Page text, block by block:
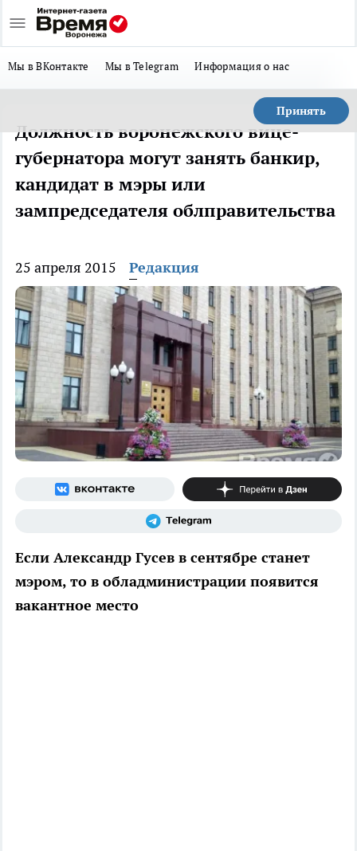
Мы в ВКонтакте Мы в Telegram Информация о нас
Принять
Должность воронежского вице-
губернатора могут занять банкир,
кандидат в мэры или
зампредседателя облправительства
25 апреля 2015 Редакция
Если Александр Гусев в сентябре станет
мэром, то в обладминистрации появится
вакантное место